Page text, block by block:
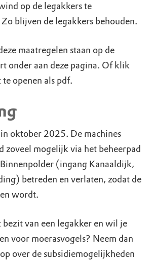
op de legakkers te
blijven de legakkers behouden.
maatregelen staan op de
onder aan deze pagina. Of klik
openen als pdf.
oktober 2025. De machines
zoveel mogelijk via het beheerpad
(ingang Kanaaldijk,
betreden en verlaten, zodat de
wordt.
bezit van een legakker en wil je
voor moerasvogels? Neem dan
over de subsidiemogelijkheden